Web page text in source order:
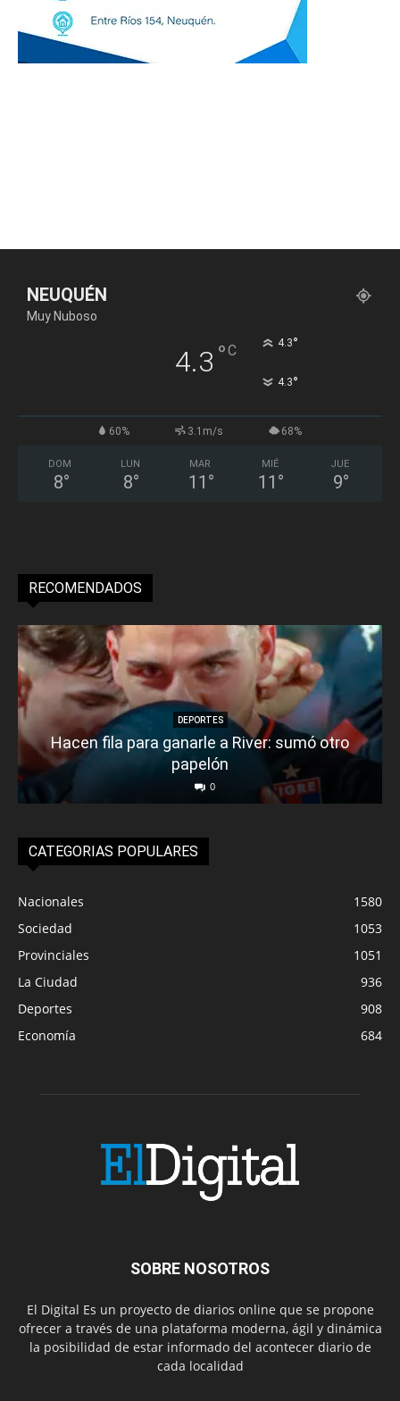
NEUQUÉN
Muy Nuboso
4.3 °C 4.3°
4.3°
60% 3.1m/s 68%
DOM
8°
LUN
8°
MAR
11 °
MIÉ
11 °
JUE
9°
RECOMENDADOS
DEPORTES
Hacen fila para ganarle a River: sumó otro
papelón
0
CATEGORIAS POPULARES
Nacionales
1580
Sociedad
1053
Provinciales
1051
La Ciudad
936
Deportes
908
Economía
684
SOBRE NOSOTROS
El Digital Es un proyecto de diarios online que se propone
ofrecer a través de una plataforma moderna, ágil y dinámica
la posibilidad de estar informado del acontecer diario de
cada localidad